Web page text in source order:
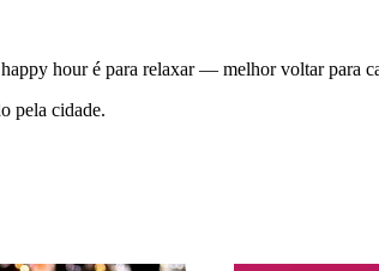
hour é para relaxar — melhor voltar para
pela cidade.